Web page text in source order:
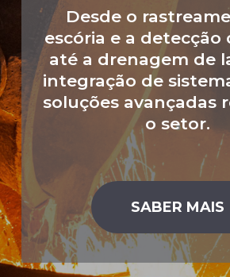
Desde o
escória e a detecção
até a drenagem de
integração de
soluções avançadas
o setor.
SABER MAIS